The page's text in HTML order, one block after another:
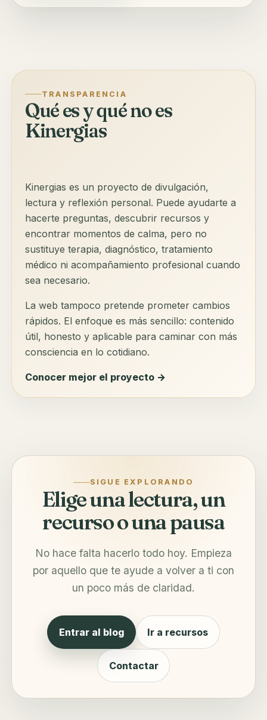
TRANSPARENCIA
Qué es y qué no es
Kinergias
Kinergias es un proyecto de divulgación,
lectura y reflexión personal. Puede ayudarte a
hacerte preguntas, descubrir recursos y
encontrar momentos de calma, pero no
sustituye terapia, diagnóstico, tratamiento
médico ni acompañamiento profesional cuando
sea necesario.
La web tampoco pretende prometer cambios
rápidos. El enfoque es más sencillo: contenido
útil, honesto y aplicable para caminar con más
consciencia en lo cotidiano.
Conocer mejor el proyecto →
SIGUE EXPLORANDO
Elige una lectura, un
recurso o una pausa
No hace falta hacerlo todo hoy. Empieza
por aquello que te ayude a volver a ti con
un poco más de claridad.
Entrar al blog Ir a recursos
Contactar